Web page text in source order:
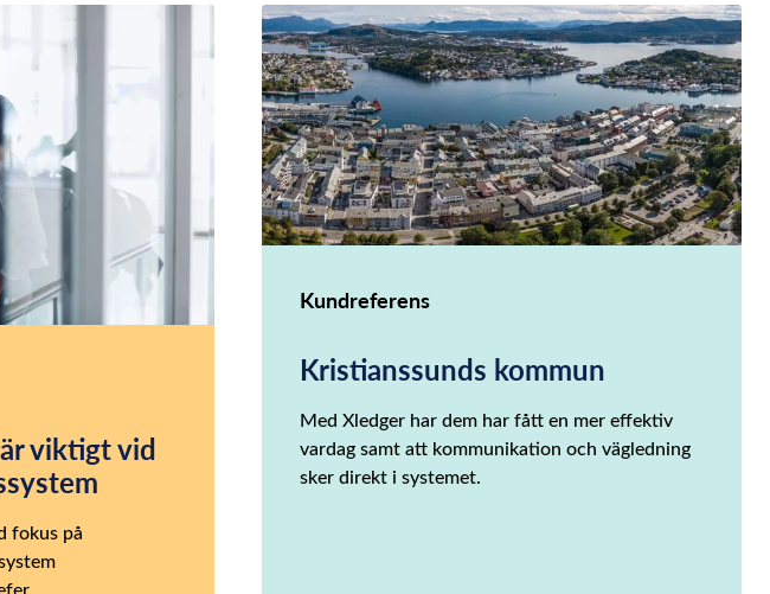
viktigt vid
fokus på
Kundreferens
Kristianssunds kommun
Med Xledger har dem har fått en mer effektiv
vardag samt att kommunikation och vägledning
sker direkt i systemet.